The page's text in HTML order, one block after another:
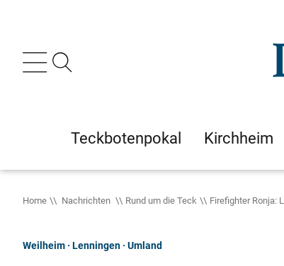
Teckbotenpokal Kirchheim
Home Nachrichten Rund um die Teck Firefighter Ronja:
Weilheim · Lenningen · Umland